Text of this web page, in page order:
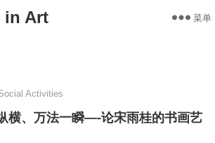
in Art 菜单
Activities
横、万法一瞬—-论宋雨桂的书画艺